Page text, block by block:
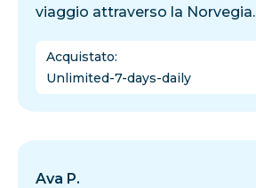
viaggio attraverso la Norvegia.
Acquistato:
Unlimited-7-days-daily
Ava P.